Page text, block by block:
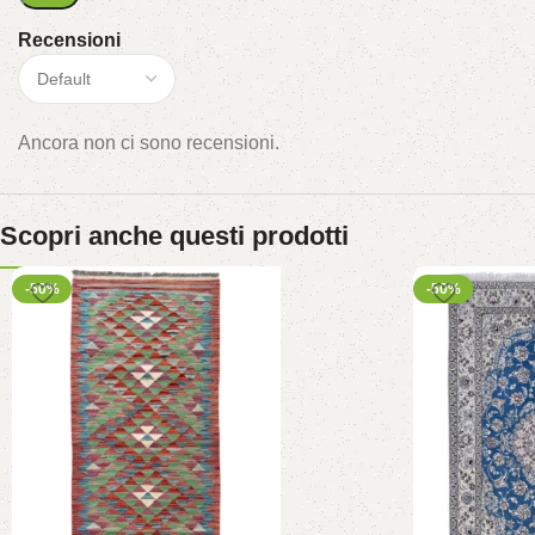
Recensioni
Ancora non ci sono recensioni.
Scopri anche questi prodotti
-50% -50%